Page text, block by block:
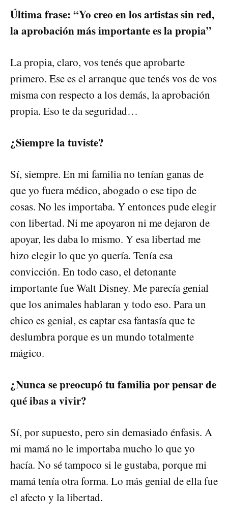
Última frase: “Yo creo en los artistas sin red,
la aprobación más importante es la propia”
La propia, claro, vos tenés que aprobarte
primero. Ese es el arranque que tenés vos de vos
misma con respecto a los demás, la aprobación
propia. Eso te da seguridad…
¿Siempre la tuviste?
Sí, siempre. En mi familia no tenían ganas de
que yo fuera médico, abogado o ese tipo de
cosas. No les importaba. Y entonces pude elegir
con libertad. Ni me apoyaron ni me dejaron de
apoyar, les daba lo mismo. Y esa libertad me
hizo elegir lo que yo quería. Tenía esa
convicción. En todo caso, el detonante
importante fue Walt Disney. Me parecía genial
que los animales hablaran y todo eso. Para un
chico es genial, es captar esa fantasía que te
deslumbra porque es un mundo totalmente
mágico.
¿Nunca se preocupó tu familia por pensar de
qué ibas a vivir?
Sí, por supuesto, pero sin demasiado énfasis. A
mi mamá no le importaba mucho lo que yo
hacía. No sé tampoco si le gustaba, porque mi
mamá tenía otra forma. Lo más genial de ella fue
el afecto y la libertad.